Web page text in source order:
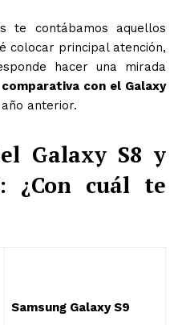
te contábamos aquellos
colocar principal atención,
hacer una mirada
comparativa con el Galaxy
anterior.
Galaxy S8 y
¿Con cuál te
Samsung Galaxy S9